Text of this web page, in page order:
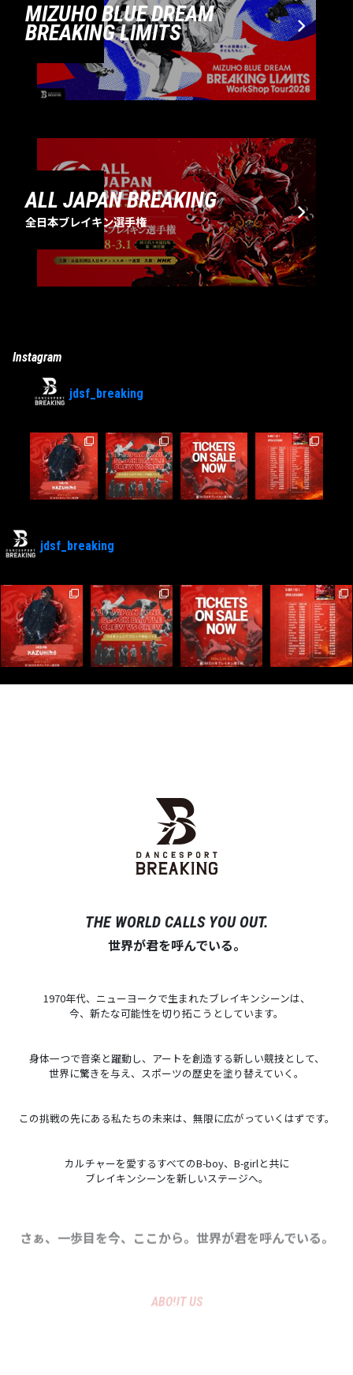
MIZUHO BLUE DREAM
BREAKING LIMITS
ALL JAPAN BREAKING
全日本ブレイキン選手権
Instagram
jdsf_breaking
jdsf_breaking
THE WORLD CALLS YOU OUT.
世界が君を呼んでいる。
1970年代、ニューヨークで生まれたブレイキンシーンは、
今、新たな可能性を切り拓こうとしています。
身体一つで音楽と躍動し、アートを創造する新しい競技として、
世界に驚きを与え、スポーツの歴史を塗り替えていく。
この挑戦の先にある私たちの未来は、無限に広がっていくはずです。
カルチャーを愛するすべてのB-boy、B-girlと共に
ブレイキンシーンを新しいステージへ。
さぁ、一歩目を今、ここから。世界が君を呼んでいる。